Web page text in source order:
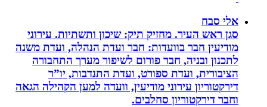
אלי סבח
סגן ראש העיר. מחזיק תיק: שיכון ותשתיות. עירוני
מודיעין חבר בוועדות: חבר ועדת הנהלה, ועדת משנה
לתכנון ובניה, חבר פורום לשיפור מערך התחבורה
הציבורית, ועדת ספורט, ועדת התנדבות, יו”ר
דירקטוריון עירוני מודיעין, וועדה למען הקהילה הגאה
וחבר דירקטוריון סחלבים.